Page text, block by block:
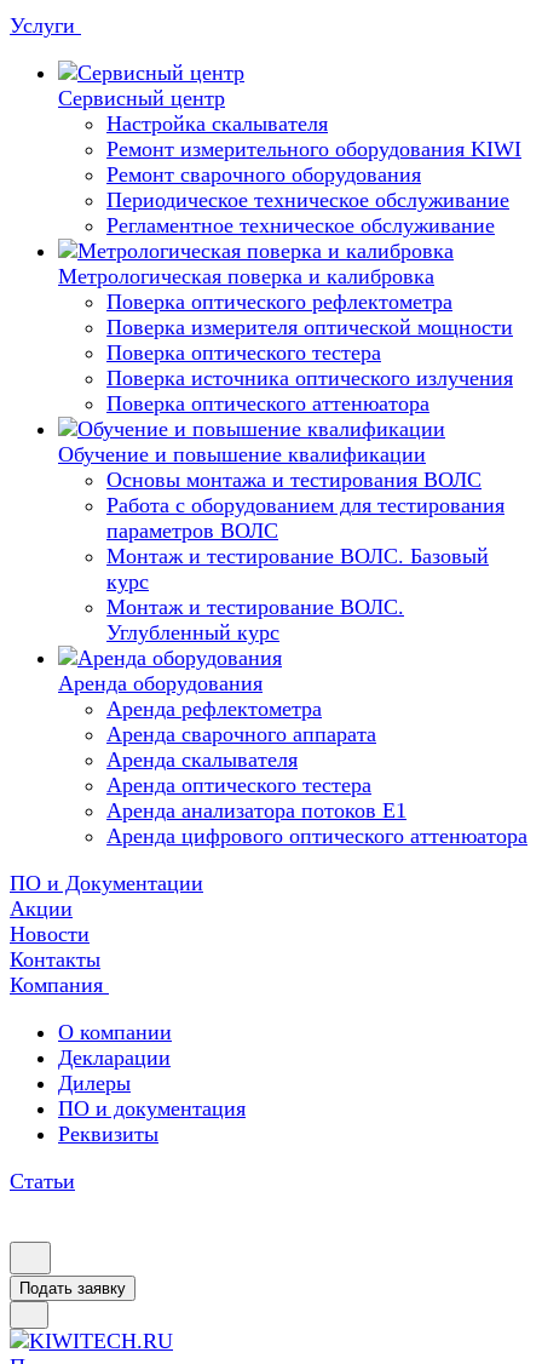
Услуги
Сервисный центр
Настройка скалывателя
Ремонт измерительного оборудования KIWI
Ремонт сварочного оборудования
Периодическое техническое обслуживание
Регламентное техническое обслуживание
Метрологическая поверка и калибровка
Поверка оптического рефлектометра
Поверка измерителя оптической мощности
Поверка оптического тестера
Поверка источника оптического излучения
Поверка оптического аттенюатора
Обучение и повышение квалификации
Основы монтажа и тестирования ВОЛС
Работа с оборудованием для тестирования
параметров ВОЛС
Монтаж и тестирование ВОЛС. Базовый
курс
Монтаж и тестирование ВОЛС.
Углубленный курс
Аренда оборудования
Аренда рефлектометра
Аренда сварочного аппарата
Аренда скалывателя
Аренда оптического тестера
Аренда анализатора потоков Е1
Аренда цифрового оптического аттенюатора
ПО и Документации
Акции
Новости
Контакты
Компания
О компании
Декларации
Дилеры
ПО и документация
Реквизиты
Статьи
Подать заявку